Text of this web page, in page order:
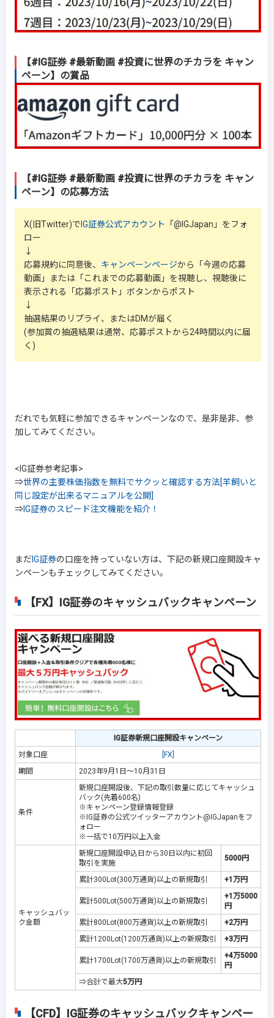
【#IG証券 #最新動画 #投資に世界のチカラを キャン
ペーン】の賞品
【#IG証券 #最新動画 #投資に世界のチカラを キャン
ペーン】の応募方法
X(旧Twitter)で IG証券公式アカウント
「@IGJapan」をフォ
ロー
↓
応募規約に同意後、 キャンペーンページから「今週の応募
動画」または「これまでの応募動画」を視聴し、視聴後に
表示される「応募ポスト」ボタンからポスト
↓
抽選結果のリプライ、またはDMが届く
(参加賞の抽選結果は通常、応募ポストから24時間以内に届
く)
だれでも気軽に参加できるキャンペーンなので、是非是非、参
加してみてください。
<IG証券参考記事>
⇒世界の主要株価指数を無料でサクッと確認する方法[羊飼いと
同じ設定が出来るマニュアルを公開]
⇒IG証券のスピード注文機能を紹介！
まだ IG証券の口座を持っていない方は、下記の新規口座開設キャ
ンペーンもチェックしてみてください。
【FX】IG証券のキャッシュバックキャンペーン
IG証券新規口座開設キャンペーン
対象口座
[FX]
期間
2023年9月1日～10月31日
条件
新規口座開設後、下記の取引数量に応じてキャッシュ
バック(先着600名)
※キャンペーン登録情報登録
※IG証券の公式ツイッターアカウント@IGJapanをフ
ォロー
※一括で10万円以上入金
キャッシュバッ
ク金額
新規口座開設申込日から30日以内に初回
取引を実施
5000円
累計300Lot(300万通貨)以上の新規取引 +1万円
累計500Lot(500万通貨)以上の新規取引
+1万5000
円
累計800Lot(800万通貨)以上の新規取引
+2万円
累計1200Lot(1200万通貨)以上の新規取引
+3万円
累計1700Lot(1700万通貨)以上の新規取引
+4万5000
円
⇒合計で最大5万円
【CFD】IG証券のキャッシュバックキャンペー